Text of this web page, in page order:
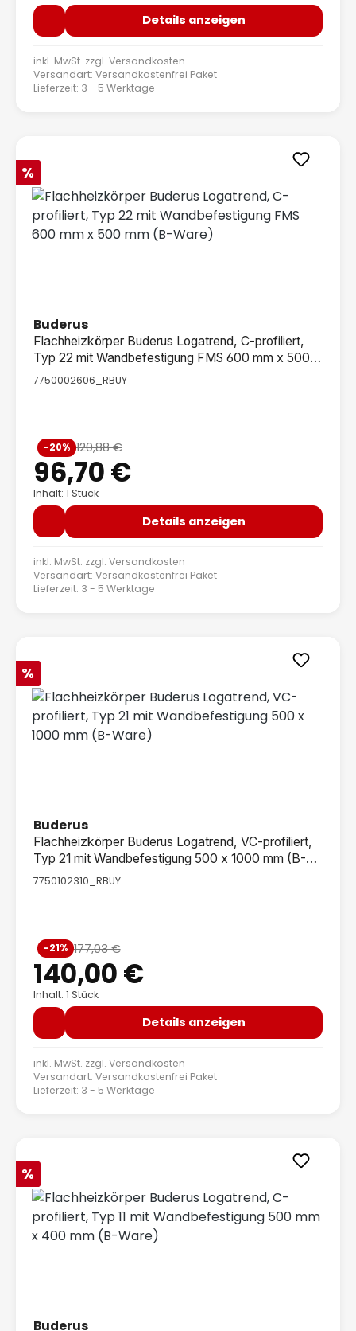
Details anzeigen
inkl. MwSt. zzgl. Versandkosten
Versandart: Versandkostenfrei Paket
Lieferzeit: 3 - 5 Werktage
Rabatt
%
Buderus
Flachheizkörper Buderus Logatrend, C-profiliert,
Typ 22 mit Wandbefestigung FMS 600 mm x 500
mm (B-Ware)
7750002606_RBUY
Verkaufspreis:
96,70 €
Regulärer Preis:
120,88 €
-20%
Inhalt: 1 Stück
Details anzeigen
inkl. MwSt. zzgl. Versandkosten
Versandart: Versandkostenfrei Paket
Lieferzeit: 3 - 5 Werktage
Rabatt
%
Buderus
Flachheizkörper Buderus Logatrend, VC-profiliert,
Typ 21 mit Wandbefestigung 500 x 1000 mm (B-
Ware)
7750102310_RBUY
Verkaufspreis:
140,00 €
Regulärer Preis:
177,03 €
-21%
Inhalt: 1 Stück
Details anzeigen
inkl. MwSt. zzgl. Versandkosten
Versandart: Versandkostenfrei Paket
Lieferzeit: 3 - 5 Werktage
Rabatt
%
Buderus